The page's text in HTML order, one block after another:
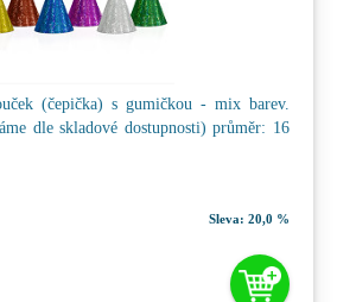
(čepička) s gumičkou - mix barev.
dle skladové dostupnosti) průměr: 16
Sleva: 20,0 %